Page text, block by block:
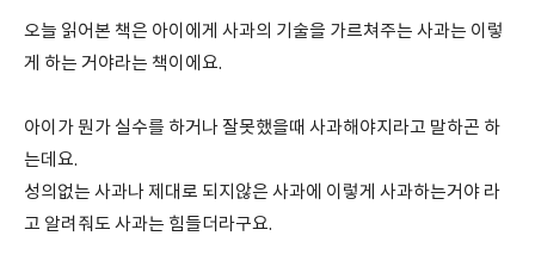
오늘 읽어본 책은 아이에게 사과의 기술을 가르쳐주는 사과는 이렇
게 하는 거야라는 책이에요.
아이가 뭔가 실수를 하거나 잘못했을때 사과해야지라고 말하곤 하
는데요.
성의없는 사과나 제대로 되지않은 사과에 이렇게 사과하는거야 라
고 알려줘도 사과는 힘들더라구요.